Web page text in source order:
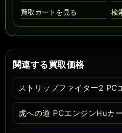
買取カートを見る 検
関連する買取価格
ストリップファイター2 PC
虎への道 PCエンジンHuカ